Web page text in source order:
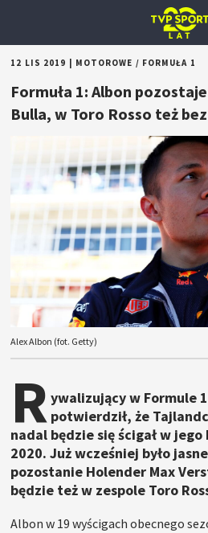
12 LIS 2019 MOTOROWE / FORMUŁA 1
Formuła 1: Albon
Bulla, w Toro Rosso też
Alex Albon (fot. Getty)
Rywalizujący w Formule
potwierdził, że
nadal będzie się ścigał w
2020. Już wcześniej było
pozostanie Holender Max
będzie też w zespole Toro
Albon w 19 wyścigach obecnego